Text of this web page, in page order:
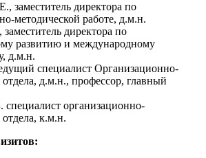
заместитель директора по
методической работе, д.м.н.
директора по
развитию и международному
д.м.н.
специалист Организационно-
отдела, д.м.н., профессор, главный
организационно-
отдела, к.м.н.